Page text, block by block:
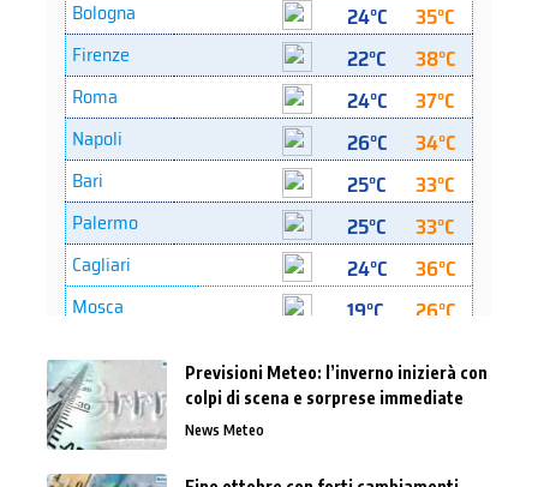
Previsioni Meteo: l’inverno inizierà con
colpi di scena e sorprese immediate
News Meteo